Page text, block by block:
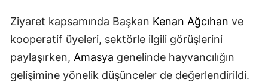
Ziyaret kapsamında Başkan Kenan Ağcıhan ve
kooperatif üyeleri, sektörle ilgili görüşlerini
paylaşırken, Amasya genelinde hayvancılığın
gelişimine yönelik düşünceler de değerlendirildi.